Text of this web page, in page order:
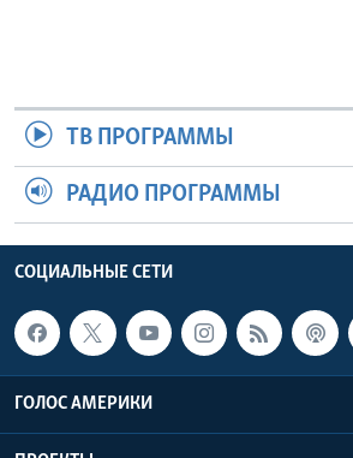
ТВ ПРОГРАММЫ
РАДИО ПРОГРАММЫ
СОЦИАЛЬНЫЕ СЕТИ
ГОЛОС АМЕРИКИ